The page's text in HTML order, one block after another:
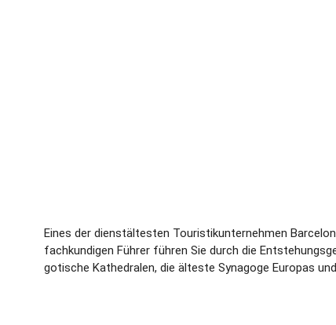
Eines der dienstältesten Touristikunternehmen
fachkundigen Führer führen Sie durch die
gotische Kathedralen, die älteste Synagoge Europas